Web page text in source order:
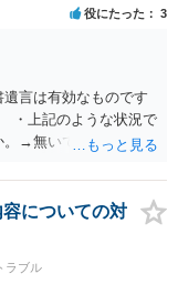
役にたった 3
言は有効なものです
・上記のような状況で
。→無いです。 ・分割
こが妥当とは言えない
穏やかに、分割を拒否
うことは、遺産はいら
されててもいらない
はありません。
についての対
ラブル